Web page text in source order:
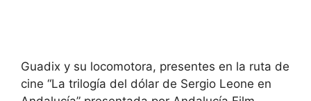
Guadix y su locomotora, presentes en la ruta de
cine “La trilogía del dólar de Sergio Leone en